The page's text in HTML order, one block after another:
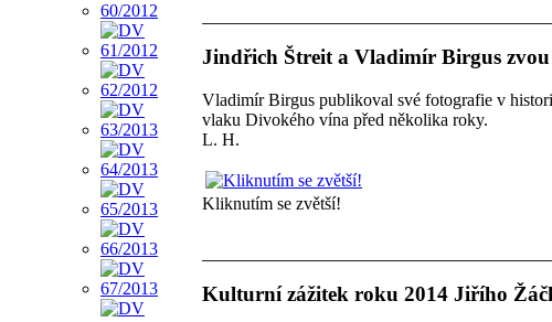
Jindřich Štreit a Vladimír Birgus
Vladimír Birgus publikoval své fotografie v
vlaku Divokého vína před několika roky.
L. H.
Kliknutím se zvětší!
Kulturní zážitek roku 2014 Jiřího